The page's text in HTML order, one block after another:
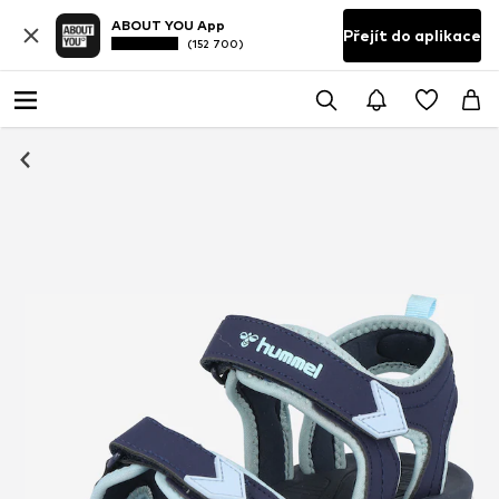
ABOUT YOU App
(152 700) Přejít do aplikace